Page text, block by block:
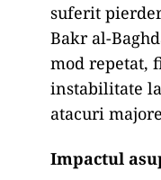
suferit
Bakr al-
mod repetat,
instabilitate
atacuri
Impactul